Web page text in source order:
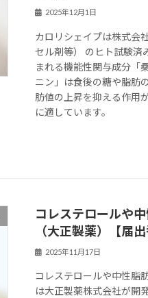
2025年12月1日
カロリシェイプは株式会
セル剤等） のヒト試験済
まれる機能性関与成分「
ニン」は食後の糖や脂肪
肪値の上昇を抑える作用
に適しています。
コレステロールや
（大正製薬）【届
2025年11月17日
コレステロールや中性脂
は大正製薬株式会社が開